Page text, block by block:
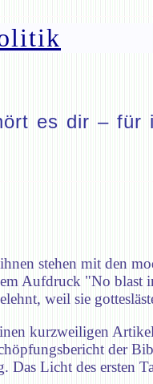
es dir – für
stehen mit den
Aufdruck "No
weil sie
kurzweiligen
der
Das Licht des ersten